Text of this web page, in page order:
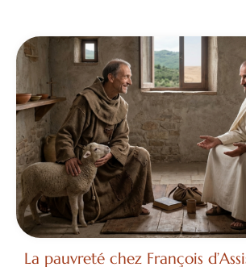
La pauvreté chez François